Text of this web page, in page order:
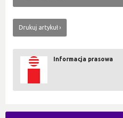
Drukuj artykuł
Informacja prasowa